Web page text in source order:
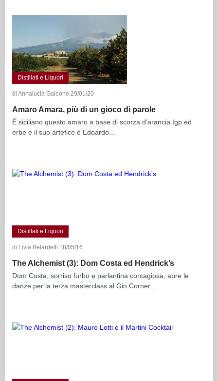
Distillati e Liquori
di Annalucia Galeone 29/01/20
Amaro Amara, più di un gioco di parole
È siciliano questo amaro a base di scorza d’arancia Igp ed
erbe e il suo artefice è Edoardo...
Distillati e Liquori
di Livia Belardelli 18/05/16
The Alchemist (3): Dom Costa ed Hendrick’s
Dom Costa, sorriso furbo e parlantina contagiosa, apre le
danze per la terza masterclass al Gin Corner...